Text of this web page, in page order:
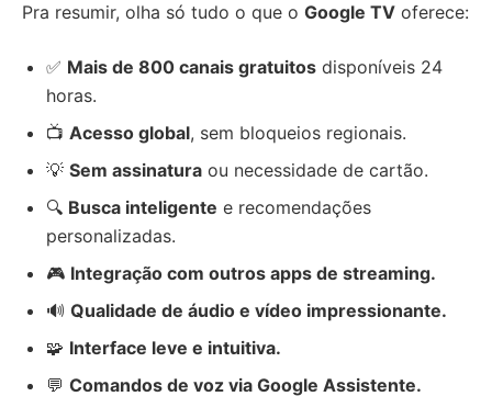
Pra resumir, olha só tudo o que o Google TV oferece:
✅ Mais de 800 canais gratuitos disponíveis 24
horas.
📺 Acesso global, sem bloqueios regionais.
💡 Sem assinatura ou necessidade de cartão.
🔍 Busca inteligente e recomendações
personalizadas.
🎮 Integração com outros apps de streaming.
🔊 Qualidade de áudio e vídeo impressionante.
🧩 Interface leve e intuitiva.
💬 Comandos de voz via Google Assistente.